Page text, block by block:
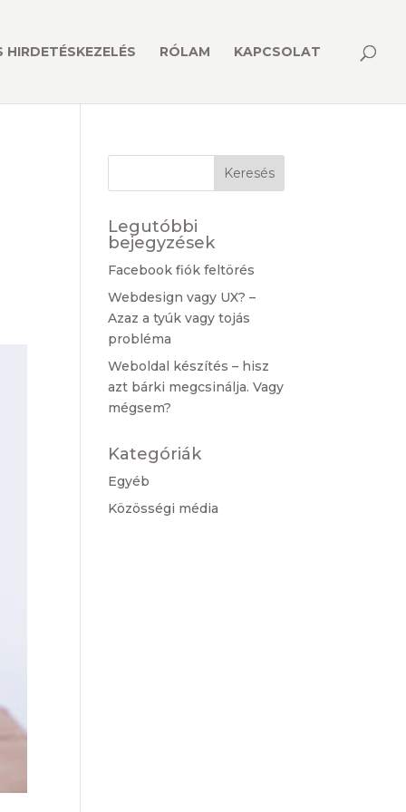
HIRDETÉSKEZELÉS RÓLAM KAPCSOLAT
Legutóbbi
bejegyzések
Facebook fiók feltörés
Webdesign vagy UX? –
Azaz a tyúk vagy tojás
probléma
Weboldal készítés – hisz
azt bárki megcsinálja. Vagy
mégsem?
Kategóriák
Egyéb
Közösségi média